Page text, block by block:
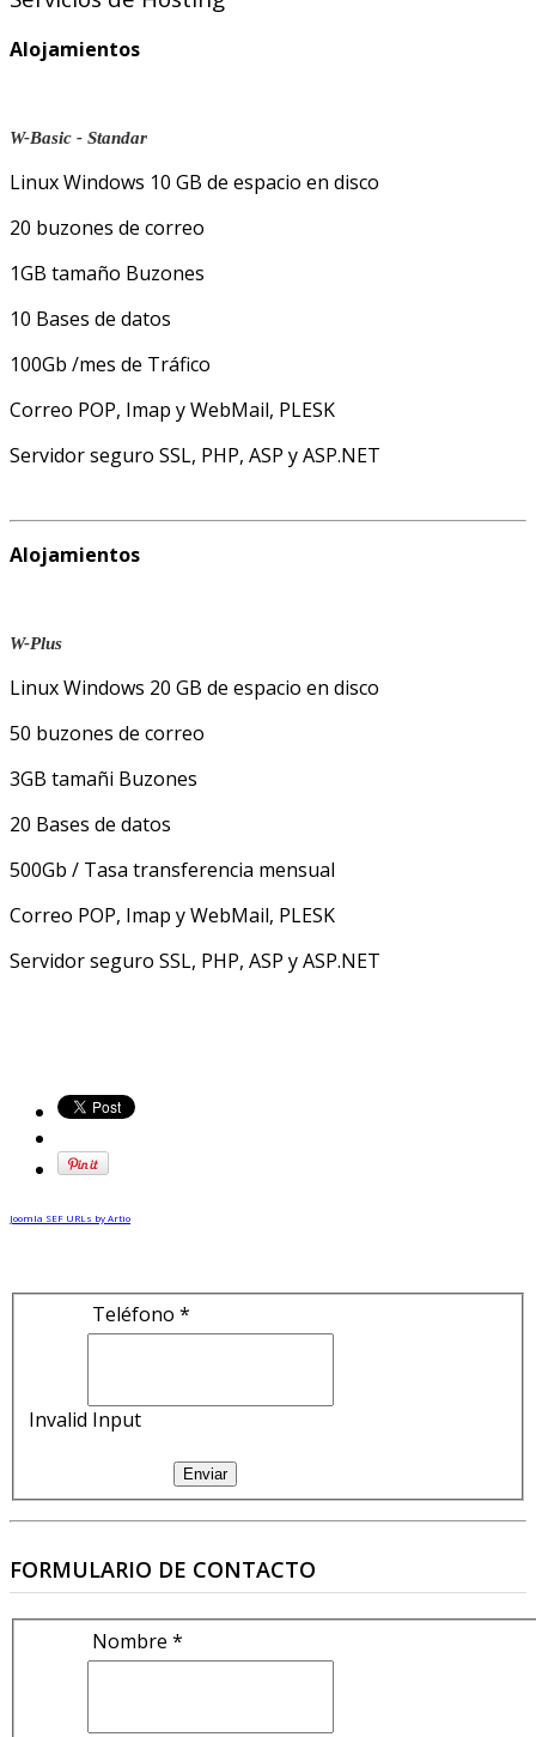
Alojamientos
W-Basic - Standar
Linux Windows 10 GB de espacio en disco
20 buzones de correo
1GB tamaño Buzones
10 Bases de datos
100Gb /mes de Tráfico
Correo POP, Imap y WebMail, PLESK
Servidor seguro SSL, PHP, ASP y ASP.NET
Alojamientos
W-Plus
Linux Windows 20 GB de espacio en disco
50 buzones de correo
3GB tamañi Buzones
20 Bases de datos
500Gb / Tasa transferencia mensual
Correo POP, Imap y WebMail, PLESK
Servidor seguro SSL, PHP, ASP y ASP.NET
Joomla SEF URLs by Artio
Teléfono *
Invalid Input
Enviar
FORMULARIO DE CONTACTO
Nombre *